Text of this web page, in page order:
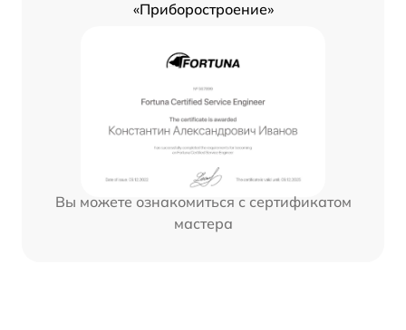
«Приборостроение»
Вы можете ознакомиться с сертификатом
мастера